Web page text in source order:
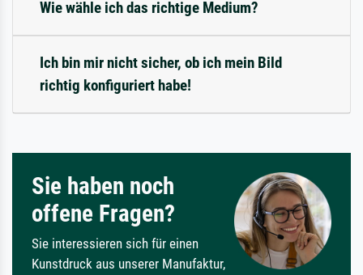
Wie wähle ich das richtige Medium?
Ich bin mir nicht sicher, ob ich mein Bild
richtig konfiguriert habe!
Sie haben noch
offene Fragen?
Sie interessieren sich für einen
Kunstdruck aus unserer Manufaktur,